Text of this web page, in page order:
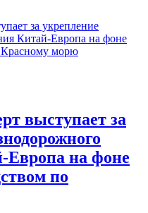
выступает за
Европа на фоне
по